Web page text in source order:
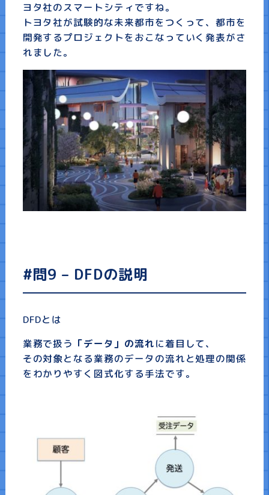
ヨタ社のスマートシティですね。
トヨタ社が試験的な未来都市をつくって、都市を
開発するプロジェクトをおこなっていく発表がさ
れました。
#問9 – DFDの説明
DFDとは
業務で扱う 「データ」の流れに着目して、
その対象となる業務のデータの流れと処理の関係
をわかりやすく図式化する手法です。